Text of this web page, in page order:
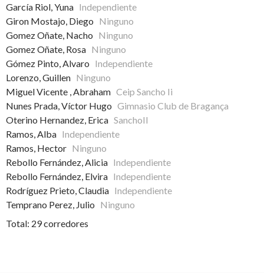
García Riol, Yuna Independiente
Giron Mostajo, Diego Ninguno
Gomez Oñate, Nacho Ninguno
Gomez Oñate, Rosa Ninguno
Gómez Pinto, Alvaro Independiente
Lorenzo, Guillen Ninguno
Miguel Vicente , Abraham Ceip Sancho Ii
Nunes Prada, Víctor Hugo Gimnasio Club de Bragança
Oterino Hernandez, Erica SanchoII
Ramos, Alba Independiente
Ramos, Hector Ninguno
Rebollo Fernández, Alicia Independiente
Rebollo Fernández, Elvira Independiente
Rodríguez Prieto, Claudia Independiente
Temprano Perez, Julio Ninguno
Total: 29 corredores